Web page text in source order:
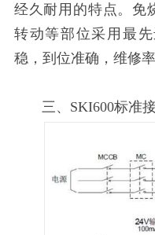
经久耐用的特点。免
转动等部位采用最
稳，到位准确，维修率
三、SKI600标准